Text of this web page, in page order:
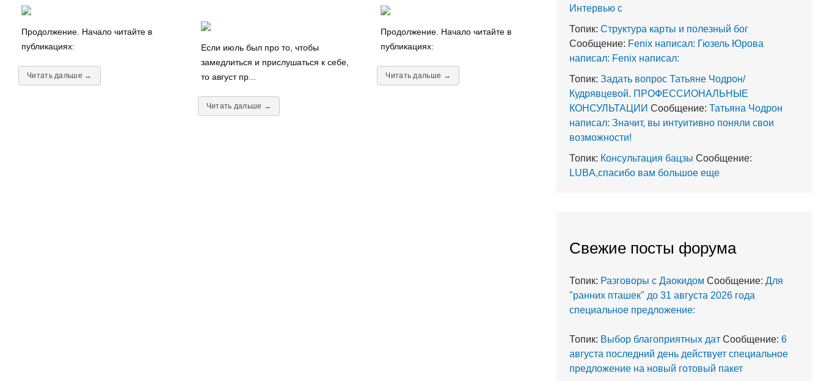
Продолжение. Начало читайте в
публикациях:
Читать дальше →
Если июль был про то, чтобы
замедлиться и прислушаться к себе,
то август пр...
Читать дальше →
Продолжение. Начало читайте в
публикациях:
Читать дальше →
Интервью с
Топик: Структура карты и полезный бог
Сообщение: Fenix написал: Гюзель Юрова
написал: Fenix написал:
Топик: Задать вопрос Татьяне Чодрон/
Кудрявцевой. ПРОФЕССИОНАЛЬНЫЕ
КОНСУЛЬТАЦИИ Сообщение: Татьяна Чодрон
написал: Значит, вы интуитивно поняли свои
возможности!
Топик: Консультация бацзы Сообщение:
LUBA,спасибо вам большое еще
Cвежие посты форума
Топик: Разговоры с Даокидом Сообщение: Для
"ранних пташек" до 31 августа 2026 года
специальное предложение:
Топик: Выбор благоприятных дат Сообщение: 6
августа последний день действует специальное
предложение на новый готовый пакет